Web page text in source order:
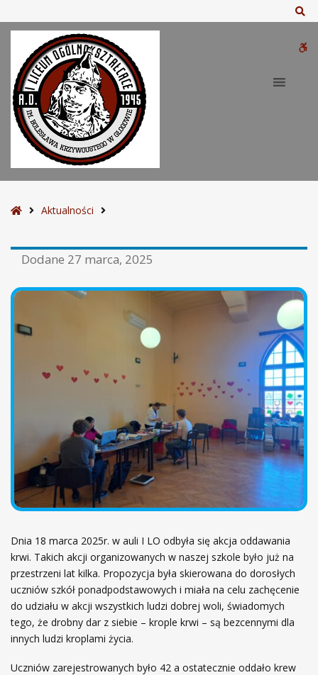
S
o
a
ł
ó
Aktualności
Dodane 27 marca, 2025
Dnia 18 marca 2025r. w auli I LO odbyła się akcja oddawania
krwi. Takich akcji organizowanych w naszej szkole było już na
przestrzeni lat kilka. Propozycja była skierowana do dorosłych
uczniów szkół ponadpodstawowych i miała na celu zachęcenie
do udziału w akcji wszystkich ludzi dobrej woli, świadomych
tego, że drobny dar z siebie – krople krwi – są bezcennymi dla
innych ludzi kroplami życia.
Uczniów zarejestrowanych było 42 a ostatecznie oddało krew